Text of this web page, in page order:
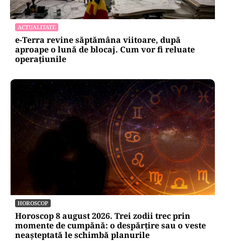
ACTUALITATE
e-Terra revine săptămâna viitoare, după
aproape o lună de blocaj. Cum vor fi reluate
operațiunile
HOROSCOP
Horoscop 8 august 2026. Trei zodii trec prin
momente de cumpănă: o despărțire sau o veste
neașteptată le schimbă planurile